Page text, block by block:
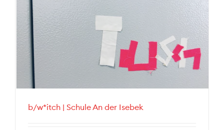
b/w*itch | Schule An der Isebek